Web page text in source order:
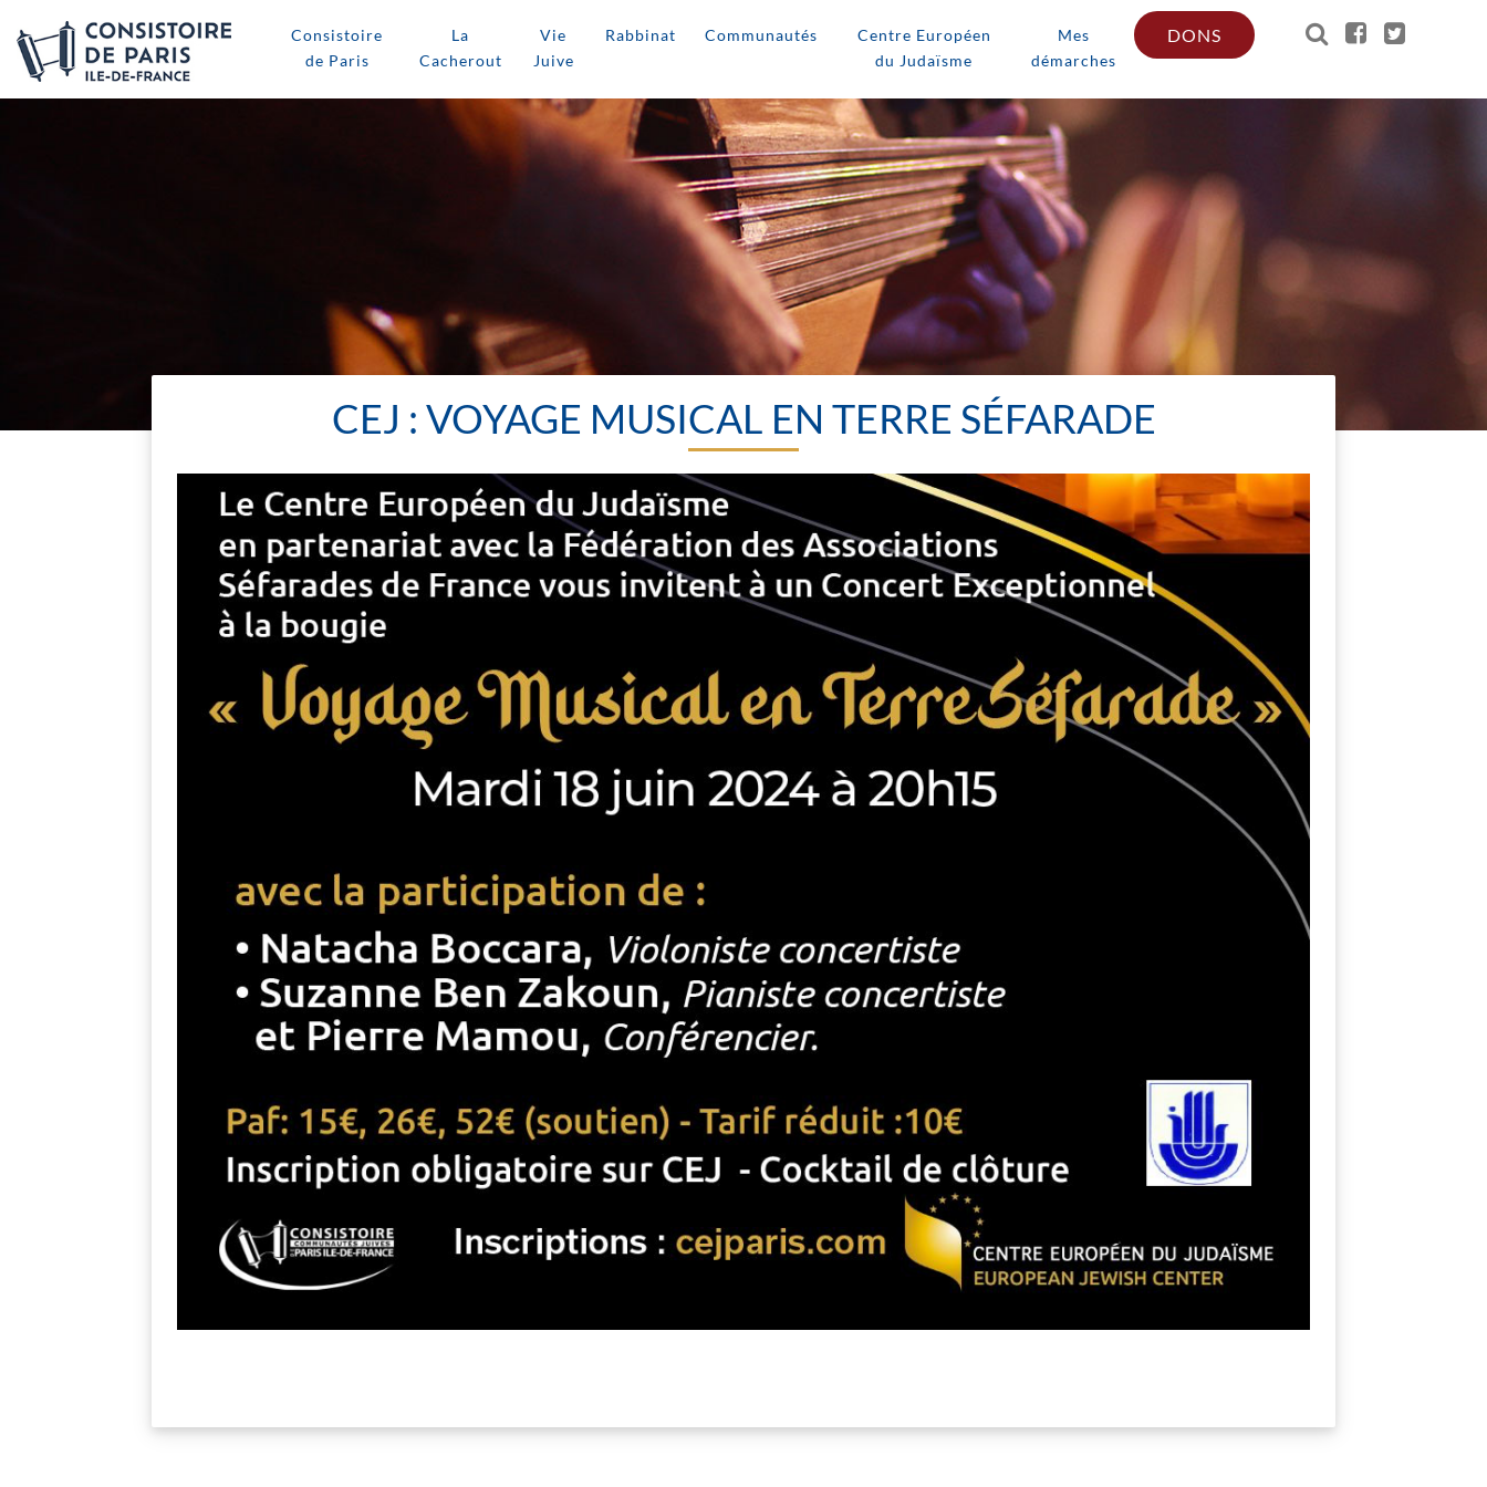
Consistoire
de Paris
La
Cacherout
Vie
Juive
Rabbinat Communautés
Centre Européen
du Judaïsme
Mes
démarches
DONS
CEJ : VOYAGE MUSICAL EN TERRE SÉFARADE